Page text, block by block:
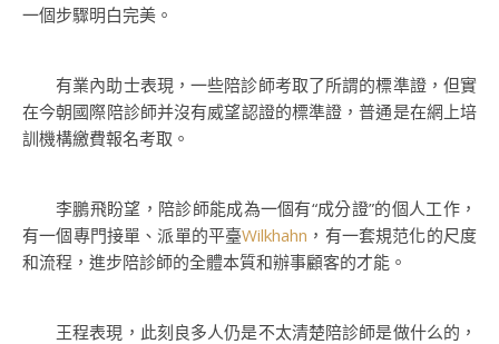
一個步驟明白完美。
有業內助士表現，一些陪診師考取了所謂的標準證，但實
在今朝國際陪診師并沒有威望認證的標準證，普通是在網上培
訓機構繳費報名考取。
李鵬飛盼望，陪診師能成為一個有“成分證”的個人工作，
有一個專門接單、派單的平臺Wilkhahn ，有一套規范化的尺度
和流程，進步陪診師的全體本質和辦事顧客的才能。
王程表現，此刻良多人仍是不太清楚陪診師是做什么的，